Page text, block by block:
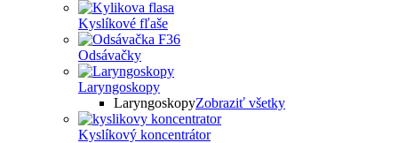
Kyslíkové fľaše
Odsávačky
Laryngoskopy
LaryngoskopyZobraziť všetky
Kyslíkový koncentrátor